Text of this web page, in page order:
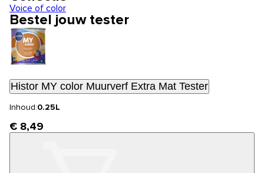
Voice of color
Bestel jouw tester
Histor MY color Muurverf Extra Mat Tester
Inhoud:0.25L
€ 8,49